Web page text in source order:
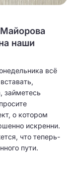
наши
всё
займетесь
о котором
искренни.
что теперь-
пути.